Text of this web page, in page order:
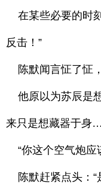
在某些必要的时
反击！”
陈默闻言怔了怔
他原以为苏辰是
来只是想藏器于
“你这个空气炮应
陈默赶紧点头：“